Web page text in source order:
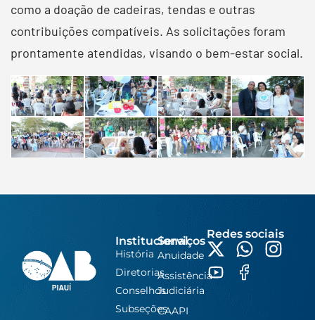
como a doação de cadeiras, tendas e outras
contribuições compatíveis. As solicitações foram
prontamente atendidas, visando o bem-estar social.
Institucional
História
Diretorias
Conselhos
Subseções
Serviços
Anuidade
Assistência
Judiciária
CAAPI
Redes sociais